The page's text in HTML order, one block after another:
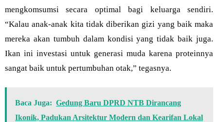
mengkomsumsi secara optimal bagi keluarga sendiri.
“Kalau anak-anak kita tidak diberikan gizi yang baik maka
mereka akan tumbuh dalam kondisi yang tidak baik juga.
Ikan ini investasi untuk generasi muda karena proteinnya
sangat baik untuk pertumbuhan otak,” tegasnya.
Baca Juga: Gedung Baru DPRD NTB Dirancang
Ikonik, Padukan Arsitektur Modern dan Kearifan Lokal